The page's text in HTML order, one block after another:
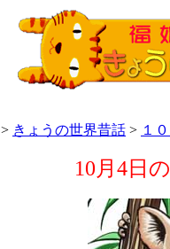
> きょうの世界昔話 > １
10月4日